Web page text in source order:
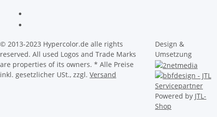
© 2013-2023 Hypercolor.de alle rights
reserved. All used Logos and Trade Marks
are properties of its owners. * Alle Preise
inkl. gesetzlicher USt., zzgl. Versand
Design &
Umsetzung
Powered by JTL-
Shop